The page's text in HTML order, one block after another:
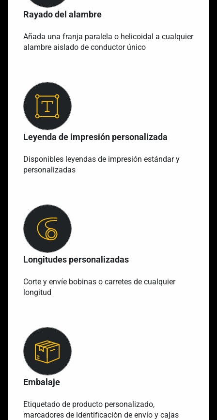
Rayado del alambre
Añada una franja paralela o helicoidal a cualquier
alambre aislado de conductor único
Leyenda de impresión personalizada
Disponibles leyendas de impresión estándar y
personalizadas
Longitudes personalizadas
Corte y envíe bobinas o carretes de cualquier
longitud
Embalaje
Etiquetado de producto personalizado,
marcadores de identificación de envío y cajas